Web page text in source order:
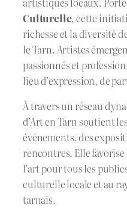
Culturelle, cette
richesse et la diversité
le Tarn. Artistes
passionnés et
lieu d’expression, de
À travers un réseau
d’Art en Tarn soutient
événements, des
rencontres. Elle
l’art pour tous les
culturelle locale et au
tarnais.